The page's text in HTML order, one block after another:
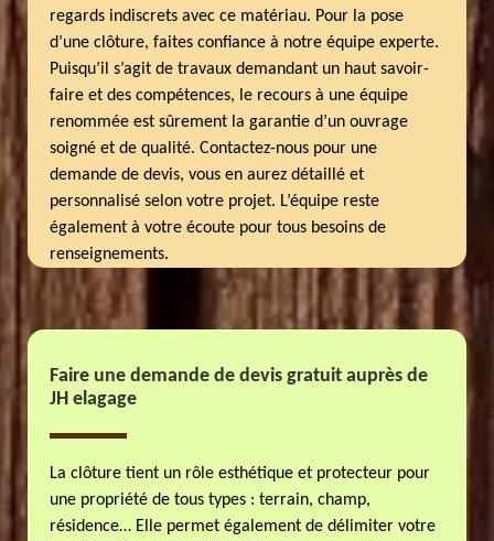
regards indiscrets avec ce matériau. Pour la pose
d’une clôture, faites confiance à notre équipe experte.
Puisqu’il s’agit de travaux demandant un haut savoir-
faire et des compétences, le recours à une équipe
renommée est sûrement la garantie d’un ouvrage
soigné et de qualité. Contactez-nous pour une
demande de devis, vous en aurez détaillé et
personnalisé selon votre projet. L’équipe reste
également à votre écoute pour tous besoins de
renseignements.
Faire une demande de devis gratuit auprès de
JH elagage
La clôture tient un rôle esthétique et protecteur pour
une propriété de tous types : terrain, champ,
résidence… Elle permet également de délimiter votre